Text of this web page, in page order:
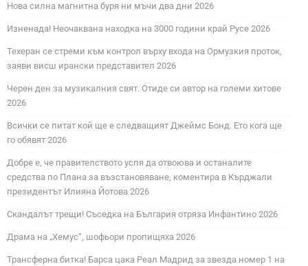
Нова силна магнитна буря ни мъчи два дни 2026
Изненада! Неочаквана находка на 3000 години край Русе 2026
Техеран се стреми към контрол върху входа на Ормузкия проток,
заяви висш ирански представител 2026
Черен ден за музикалния свят. Отиде си автор на големи хитове
2026
Всички се питат кой ще е следващият Джеймс Бонд. Ето кога ще
го обявят 2026
Добре е, че правителството успя да отвоюва и останалите
средства по Плана за възстановяване, коментира в Кърджали
президентът Илияна Йотова 2026
Скандалът трещи! Съседка на България отряза Инфантино 2026
Драма на „Хемус“, шофьори пропищяха 2026
Трансферна битка! Барса цака Реал Мадрид за звезда номер 1 на